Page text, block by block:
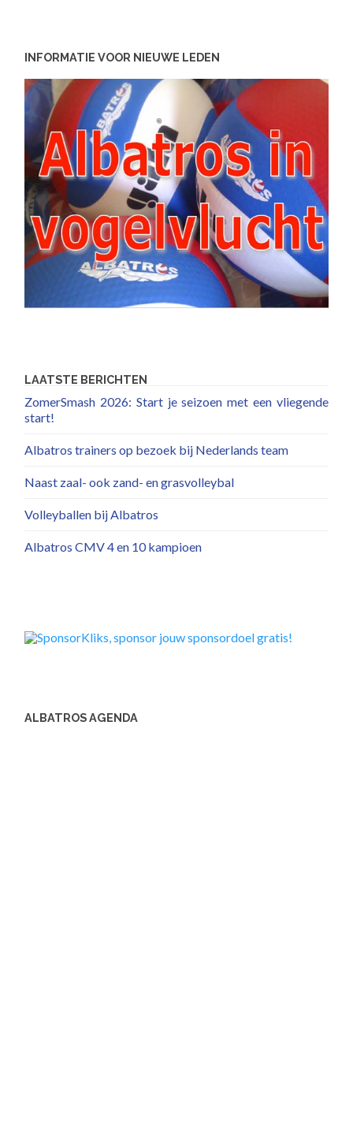
INFORMATIE VOOR NIEUWE LEDEN
LAATSTE BERICHTEN
ZomerSmash 2026: Start je seizoen met een vliegende
start!
Albatros trainers op bezoek bij Nederlands team
Naast zaal- ook zand- en grasvolleybal
Volleyballen bij Albatros
Albatros CMV 4 en 10 kampioen
ALBATROS AGENDA